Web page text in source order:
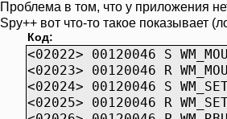
Проблема в том, что у приложения
Spy++ вот что-то такое показывает
Код:
<02022> 00120046 S
<02023> 00120046 R
<02024> 00120046 S
<02025> 00120046 R